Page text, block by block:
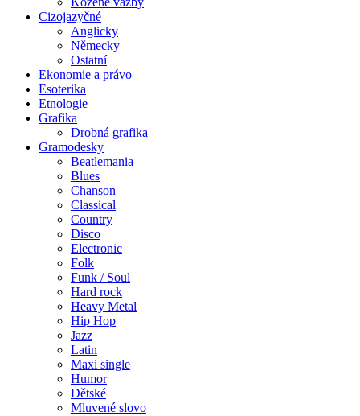
Cizojazyčné
Anglicky
Německy
Ostatní
Ekonomie a právo
Esoterika
Etnologie
Grafika
Drobná grafika
Gramodesky
Beatlemania
Blues
Chanson
Classical
Country
Disco
Electronic
Folk
Funk / Soul
Hard rock
Heavy Metal
Hip Hop
Jazz
Latin
Maxi single
Humor
Dětské
Mluvené slovo